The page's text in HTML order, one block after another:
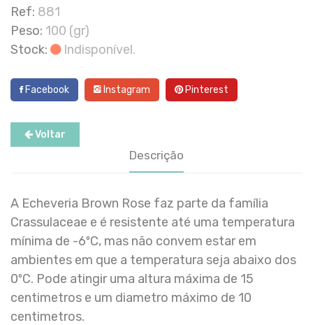
Ref: 881
Peso: 100 (gr)
Stock:
Indisponível.
Facebook Instagram Pinterest
Voltar
Descrição
A Echeveria Brown Rose faz parte da família
Crassulaceae e é resistente até uma temperatura
mínima de -6ºC, mas não convem estar em
ambientes em que a temperatura seja abaixo dos
0ºC. Pode atingir uma altura máxima de 15
centimetros e um diametro máximo de 10
centimetros.